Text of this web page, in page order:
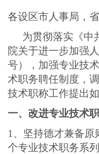
各设区市人事局，
为贯彻落实《中
院关于进一步加强
号），加强专业技
术职务聘任制度，
技术职称工作提出
一、改进专业技术
1、坚持德才兼备
个专业技术职务系